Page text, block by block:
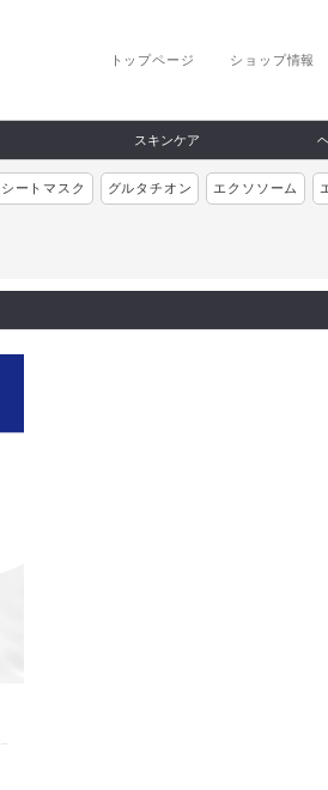
ショップ情報
トップページ
スキンケア
シートマスク グルタチオン エクソソーム
■販売名 Avénis 薬用ブライトニングエッセンス＜医薬部外品＞ ■種類別名称 保湿美容液 ■容量 100mL ■製造国 日本